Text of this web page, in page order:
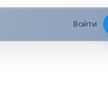
Войти